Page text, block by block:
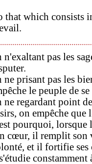
that which consists
n'exaltant pas les
ne prisant pas les
le peuple de
ne regardant point
on empêche
pourquoi, lorsque
cœur, il remplit son
et il fortifie ses
constamment